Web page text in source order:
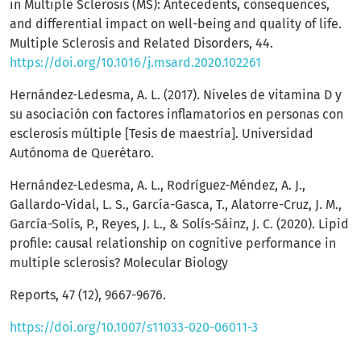
in Multiple Sclerosis (MS): Antecedents, consequences,
and differential impact on well-being and quality of life.
Multiple Sclerosis and Related Disorders, 44.
https://doi.org/10.1016/j.msard.2020.102261
Hernández-Ledesma, A. L. (2017). Niveles de vitamina D y
su asociación con factores inflamatorios en personas con
esclerosis múltiple [Tesis de maestría]. Universidad
Autónoma de Querétaro.
Hernández-Ledesma, A. L., Rodríguez-Méndez, A. J.,
Gallardo-Vidal, L. S., García-Gasca, T., Alatorre-Cruz, J. M.,
García-Solís, P., Reyes, J. L., & Solís-Sáinz, J. C. (2020). Lipid
profile: causal relationship on cognitive performance in
multiple sclerosis? Molecular Biology
Reports, 47 (12), 9667-9676.
https://doi.org/10.1007/s11033-020-06011-3